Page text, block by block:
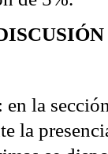
: en la
la